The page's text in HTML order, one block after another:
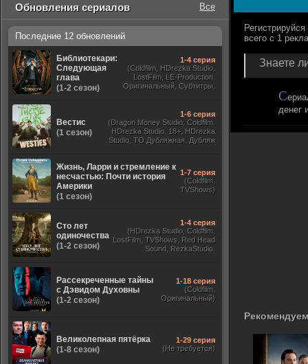
Знаете
С
денег
Обновления сериалов Все
Последние 12 обновлений
Библиотекари:
Следующая
глава
(1-2 сезон)
1-4 серия
(Coldfilm, HDrezka Studio,
LostFilm, LE-Production,
Оригинальный, Субтитры,
Вестис
(1 сезон)
1-6 серия
(Dragon Money Studio, Coldfilm,
HDrezka Studio. 18+, HDrezka
Studio, ТО Дубляжная, Дубляж
Жизнь, Ларри и стремление к
несчастью: Почти история
Америки
(1 сезон)
1-7 серия
(Coldfilm,
TVShows)
Сто лет
одиночества
(1-2 сезон)
1-4 серия
(HDrezka Studio, Coldfilm,
LostFilm, TVShows, Red Head
Sound, RezkaStudio,
Рассекреченные тайны
с Дэвидом Духовны
(1-2 сезон)
1-18 серия
(Coldfilm,
Оригинальный)
Великолепная пятёрка
(1-8 сезон)
1-29 серия
(Не требуется)